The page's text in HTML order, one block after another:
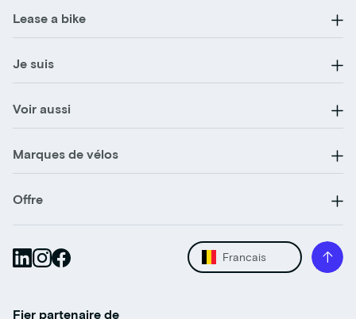
Lease a bike
Je suis
Voir aussi
Marques de vélos
Offre
Francais
Fier partenaire de